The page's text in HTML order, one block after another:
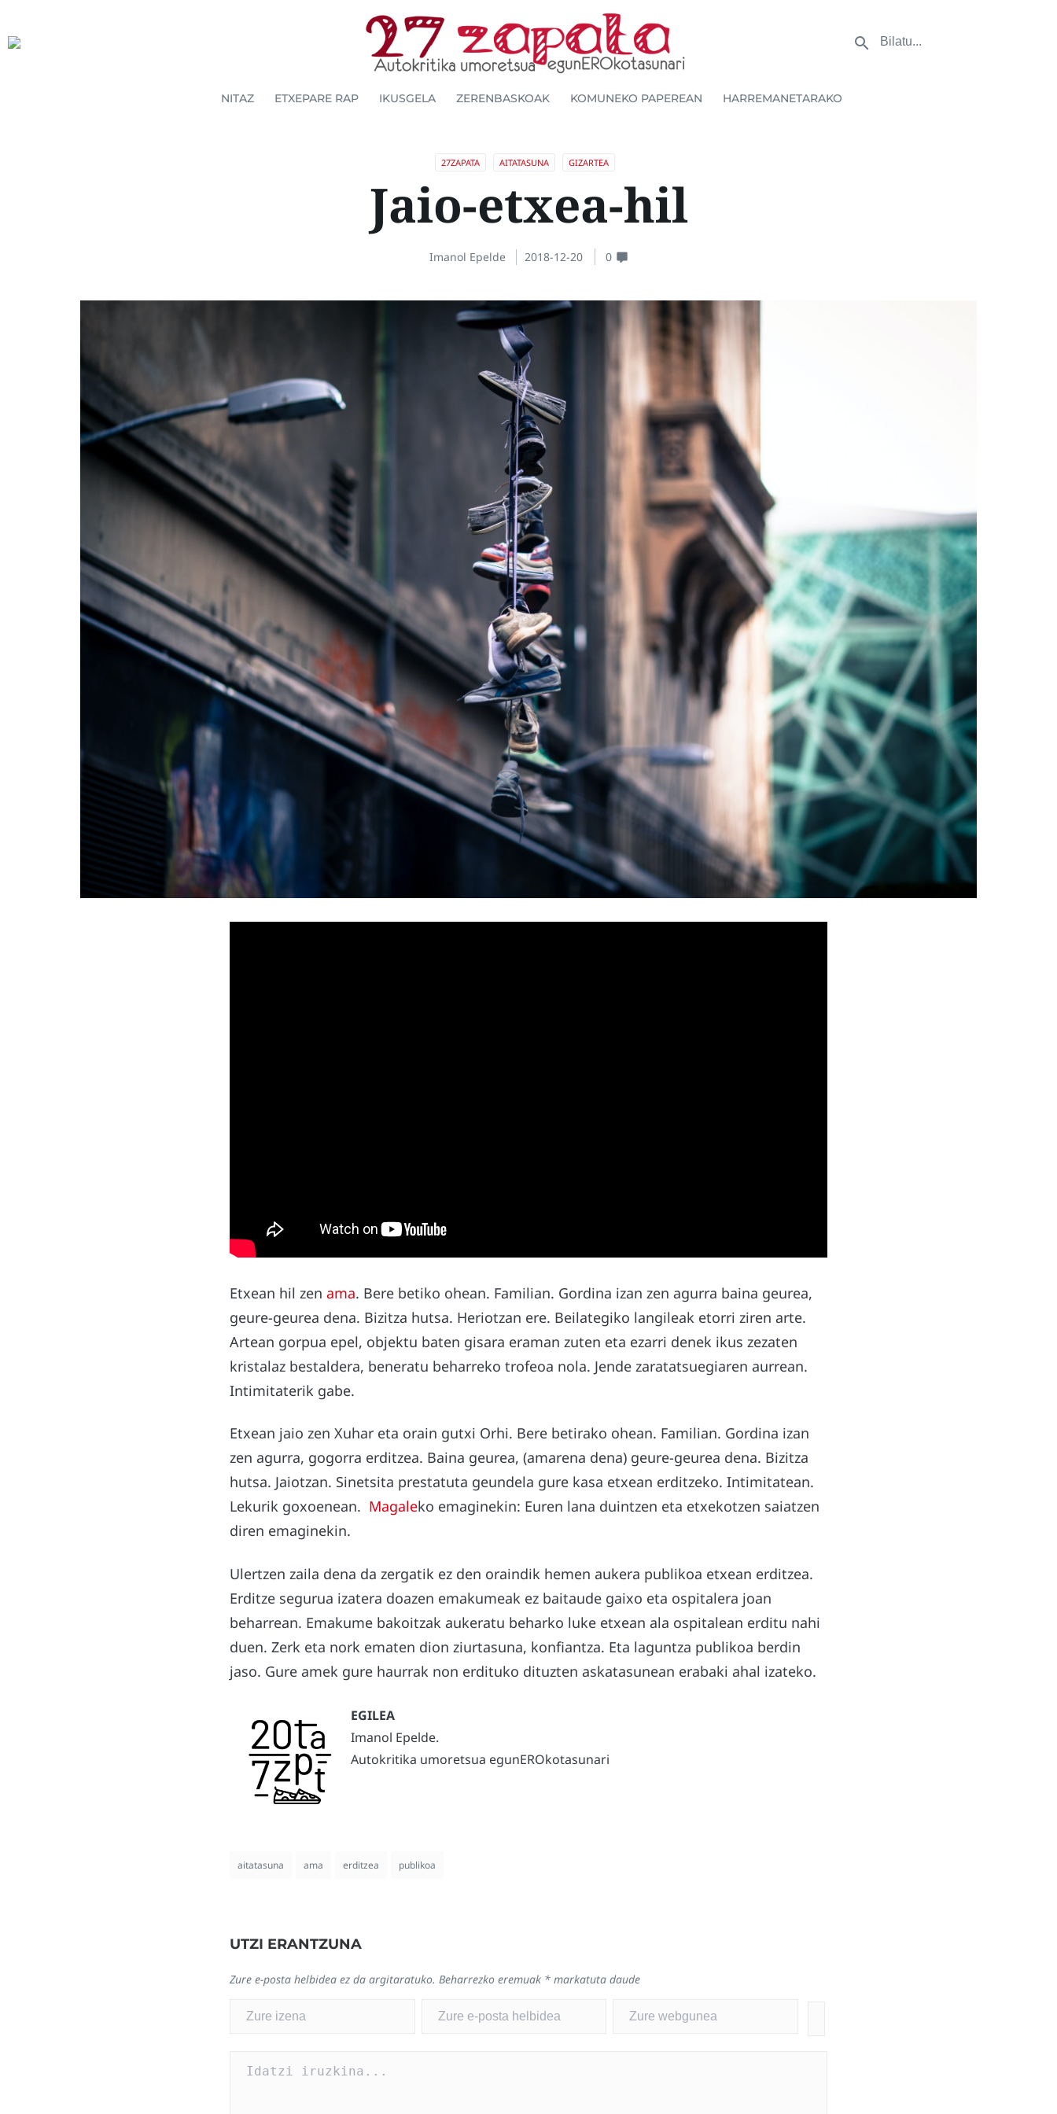
NITAZ ETXEPARE RAP IKUSGELA ZERENBASKOAK KOMUNEKO PAPEREAN HARREMANETARAKO
27ZAPATA AITATASUNA GIZARTEA
Jaio-etxea-hil
Imanol Epelde 2018-12-20 0
Etxean hil zen ama. Bere betiko ohean. Familian. Gordina izan zen agurra baina geurea,
geure-geurea dena. Bizitza hutsa. Heriotzan ere. Beilategiko langileak etorri ziren arte.
Artean gorpua epel, objektu baten gisara eraman zuten eta ezarri denek ikus zezaten
kristalaz bestaldera, beneratu beharreko trofeoa nola. Jende zaratatsuegiaren aurrean.
Intimitaterik gabe.
Etxean jaio zen Xuhar eta orain gutxi Orhi. Bere betirako ohean. Familian. Gordina izan
zen agurra, gogorra erditzea. Baina geurea, (amarena dena) geure-geurea dena. Bizitza
hutsa. Jaiotzan. Sinetsita prestatuta geundela gure kasa etxean erditzeko. Intimitatean.
Lekurik goxoenean. Magaleko emaginekin: Euren lana duintzen eta etxekotzen saiatzen
diren emaginekin.
Ulertzen zaila dena da zergatik ez den oraindik hemen aukera publikoa etxean erditzea.
Erditze segurua izatera doazen emakumeak ez baitaude gaixo eta ospitalera joan
beharrean. Emakume bakoitzak aukeratu beharko luke etxean ala ospitalean erditu nahi
duen. Zerk eta nork ematen dion ziurtasuna, konfiantza. Eta laguntza publikoa berdin
jaso. Gure amek gure haurrak non erdituko dituzten askatasunean erabaki ahal izateko.
Imanol Epelde.
Autokritika umoretsua egunEROkotasunari
aitatasuna ama erditzea publikoa
UTZI ERANTZUNA
Zure e-posta helbidea ez da argitaratuko. Beharrezko eremuak * markatuta daude